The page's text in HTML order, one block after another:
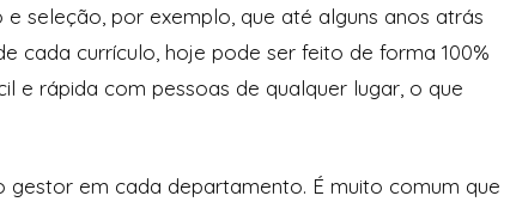
seleção, por exemplo, que até alguns anos atrás
cada currículo, hoje pode ser feito de forma 100%
e rápida com pessoas de qualquer lugar, o que
em cada departamento. É muito comum que